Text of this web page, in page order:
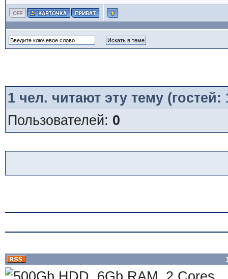
1чел. читают эту тему
Пользователей: 0